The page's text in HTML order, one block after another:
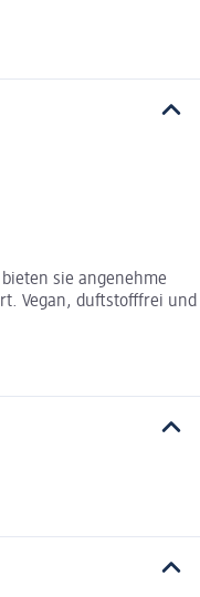
sie angenehme
Vegan, duftstofffrei und